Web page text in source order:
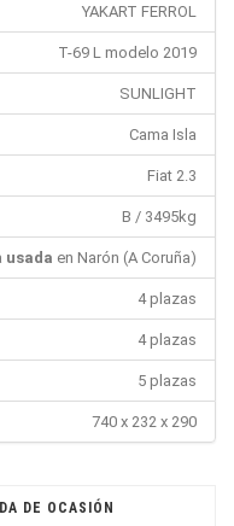
YAKART FERROL
T-69 L modelo 2019
SUNLIGHT
Cama Isla
Fiat 2.3
B / 3495kg
usada en Narón (A Coruña)
4 plazas
4 plazas
5 plazas
740 x 232 x 290
DE OCASIÓN